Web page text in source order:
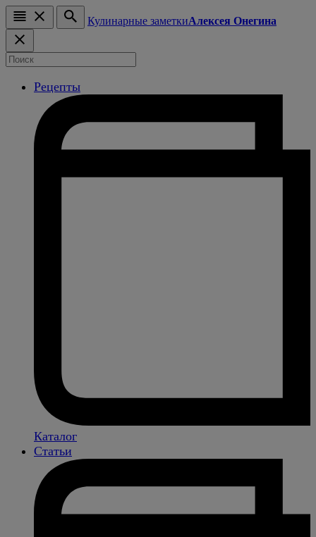
Кулинарные заметкиАлексея Онегина
Рецепты
Каталог
Статьи